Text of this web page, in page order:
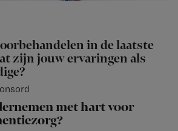
in de laatste
zijn jouw ervaringen als
met hart voor